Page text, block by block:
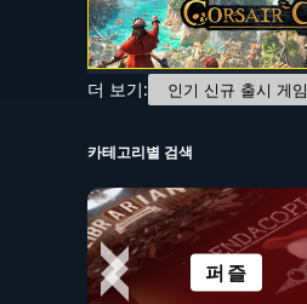
더 보기:
인기 신규 출시 게임
카테고리별 검색
퍼즐
액션
애니메이션
생존